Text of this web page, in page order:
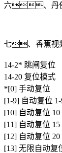
六、丹佛
七、香蕉视
14-2* 跳闸复位
14-20 复位模式
*[0] 手动复位
[1-9] 自动复位
[10] 自动复位 10
[11] 自动复位 15
[12] 自动复位 20
[13] 无限自动复